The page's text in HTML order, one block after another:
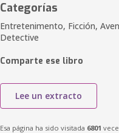
Categorías
Entretenimento, Ficción,
Detective
Comparte ese libro
Lee un extracto
Esa página ha sido visitada 6801